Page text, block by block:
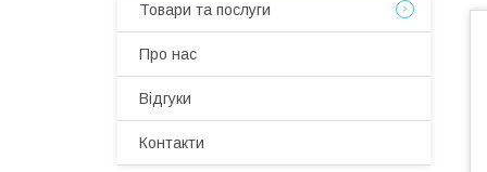
Товари та послуги
Про нас
Відгуки
Контакти